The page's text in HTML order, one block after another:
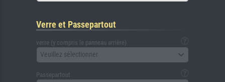
Verre et Passepartout
verre (y compris le panneau arrière)
Veuillez sélectionner
Passepartout